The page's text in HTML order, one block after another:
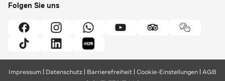
Folgen Sie uns
Impressum Datenschutz Barrierefreiheit Cookie-Einstellungen AGB